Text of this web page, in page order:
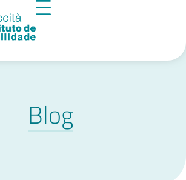
Blog